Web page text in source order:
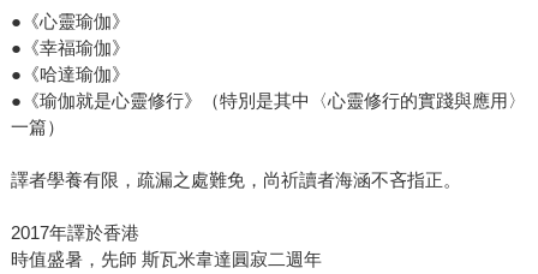
●《心靈瑜伽》
●《幸福瑜伽》
●《哈達瑜伽》
●《瑜伽就是心靈修行》（特別是其中〈心靈修行的實踐與應用〉
一篇）
譯者學養有限，疏漏之處難免，尚祈讀者海涵不吝指正。
2017年譯於香港
時值盛暑，先師 斯瓦米韋達圓寂二週年